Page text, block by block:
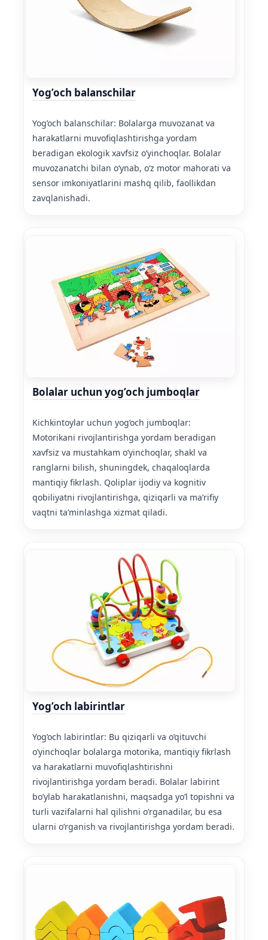
Yog’och balanschilar
Yog’och balanschilar: Bolalarga muvozanat va
harakatlarni muvofiqlashtirishga yordam
beradigan ekologik xavfsiz o’yinchoqlar. Bolalar
muvozanatchi bilan oʻynab, oʻz motor mahorati va
sensor imkoniyatlarini mashq qilib, faollikdan
zavqlanishadi.
Bolalar uchun yog’och jumboqlar
Kichkintoylar uchun yog’och jumboqlar:
Motorikani rivojlantirishga yordam beradigan
xavfsiz va mustahkam o’yinchoqlar, shakl va
ranglarni bilish, shuningdek, chaqaloqlarda
mantiqiy fikrlash. Qoliplar ijodiy va kognitiv
qobiliyatni rivojlantirishga, qiziqarli va maʼrifiy
vaqtni taʼminlashga xizmat qiladi.
Yog’och labirintlar
Yog’och labirintlar: Bu qiziqarli va o’qituvchi
o’yinchoqlar bolalarga motorika, mantiqiy fikrlash
va harakatlarni muvofiqlashtirishni
rivojlantirishga yordam beradi. Bolalar labirint
bo’ylab harakatlanishni, maqsadga yo’l topishni va
turli vazifalarni hal qilishni o’rganadilar, bu esa
ularni o’rganish va rivojlantirishga yordam beradi.